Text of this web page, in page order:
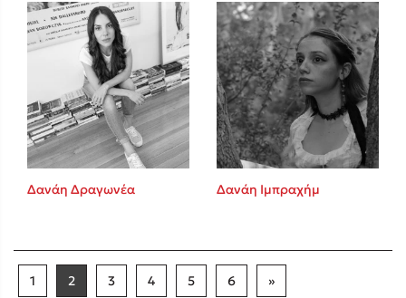
Δανάη Δραγωνέα Δανάη Ιμπραχήμ
1 2 3 4 5 6 »